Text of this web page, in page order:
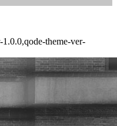
theme-ver-